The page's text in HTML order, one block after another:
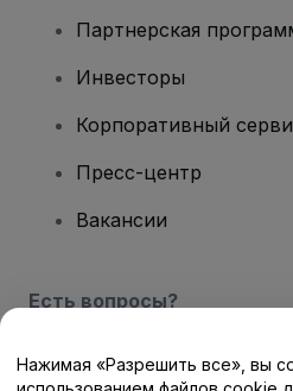
Партнерская
Инвесторы
Корпоративный
Пресс-центр
Вакансии
Есть вопросы?
Центр помощи /
Нажимая «Разрешить все», вы